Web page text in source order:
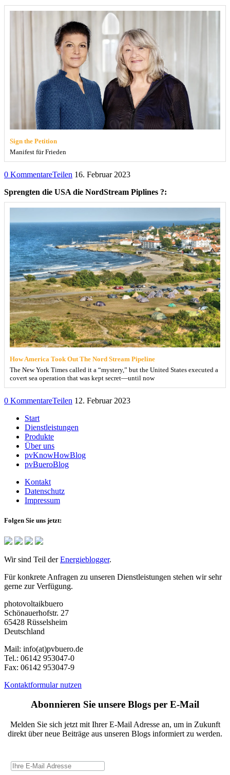
Sign the Petition
Manifest für Frieden
0 KommentareTeilen 16. Februar 2023
Sprengten die USA die NordStream Piplines ?:
How America Took Out The Nord Stream Pipeline
The New York Times called it a “mystery,” but the United States executed a
covert sea operation that was kept secret—until now
0 KommentareTeilen 12. Februar 2023
Start
Dienstleistungen
Produkte
Über uns
pvKnowHowBlog
pvBueroBlog
Kontakt
Datenschutz
Impressum
Folgen Sie uns jetzt:
Wir sind Teil derEnergieblogger.
Für konkrete Anfragen zu unseren Dienstleistungen stehen wir sehr
gerne zur Verfügung.
photovoltaikbuero
Schönauerhofstr. 27
65428 Rüsselsheim
Deutschland
Mail: info(at)pvbuero.de
Tel.: 06142 953047-0
Fax: 06142 953047-9
Kontaktformular nutzen
Abonnieren Sie unsere Blogs per E-Mail
Melden Sie sich jetzt mit Ihrer E-Mail Adresse an, um in Zukunft
direkt über neue Beiträge aus unseren Blogs informiert zu werden.